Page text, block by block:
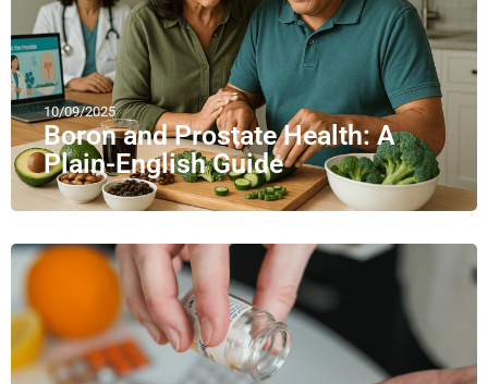
10/09/2025
Boron and Prostate Health: A
Plain-English Guide